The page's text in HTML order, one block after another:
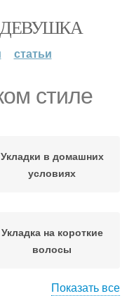
статьи
стиле
Укладки в домашних
условиях
Укладка на короткие
волосы
Показать все